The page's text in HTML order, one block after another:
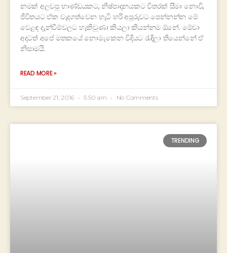
නමක් අලවපු භාණ්ඩයකට, නිෂ්පාදනයකට විතරක් සීමා නොවී,
ජීවිතයට ඒක වැදගත්වෙන හැටි හරි අපූරුවට පෙන්නන්න මේ
වෙළඳ දැන්වීම්වලට හැකිවුණා කියලා කියන්නම ඕනේ. මේවා
අදටත් අපේ මතකයේ නොමැකෙන විදියට රැඳිලා තියෙන්නේ ඒ
නිසාමයි.
READ MORE »
September 21, 2016 5:50 am No Comments
TRENDING